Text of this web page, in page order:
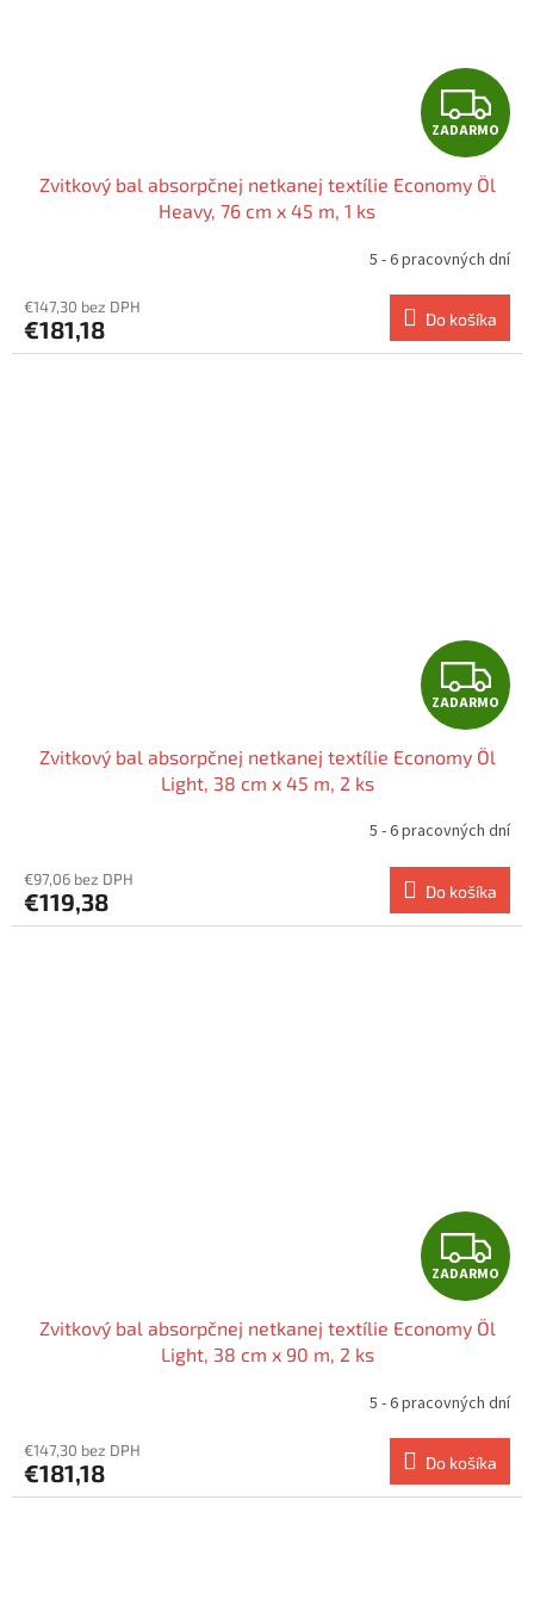
Z
A
D
A
R
M
ZADARMO
Zvitkový bal absorpčnej netkanej textílie Economy Öl
Heavy, 76 cm x 45 m, 1 ks
5 - 6 pracovných dní
€147,30 bez DPH
€181,18 Do košíka
Z
A
D
A
R
M
ZADARMO
Zvitkový bal absorpčnej netkanej textílie Economy Öl
Light, 38 cm x 45 m, 2 ks
5 - 6 pracovných dní
€97,06 bez DPH
€119,38 Do košíka
Z
A
D
A
R
M
ZADARMO
Zvitkový bal absorpčnej netkanej textílie Economy Öl
Light, 38 cm x 90 m, 2 ks
5 - 6 pracovných dní
€147,30 bez DPH
€181,18 Do košíka